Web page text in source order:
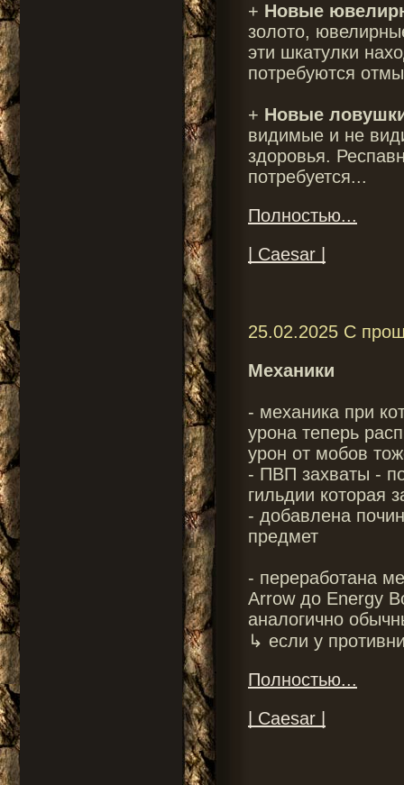
+ Новые
золото,
эти шкатулки
потребуются
+ Новые
видимые и не
здоровья.
потребуется...
Полностью...
| Caesar |
25.02.2025 С
Механики
- механика при
урона теперь
урон от мобов
- ПВП захваты -
гильдии которая
- добавлена
предмет
- переработана
Arrow до Energy
аналогично
↳ если у
Полностью...
| Caesar |